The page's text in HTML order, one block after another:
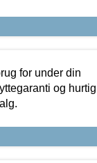
for under din
og hurtig